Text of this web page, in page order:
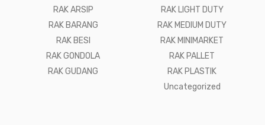
RAK ARSIP
RAK BARANG
RAK BESI
RAK GONDOLA
RAK GUDANG
RAK LIGHT DUTY
RAK MEDIUM DUTY
RAK MINIMARKET
RAK PALLET
RAK PLASTIK
Uncategorized